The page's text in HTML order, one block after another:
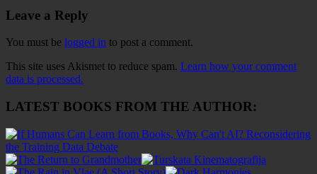
Leave a Reply
You must be logged in to post a comment.
This site uses Akismet to reduce spam. Learn how your comment
data is processed.
LATEST BOOKS FROM THE AUTHOR: